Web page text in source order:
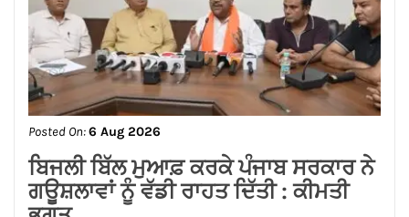
Posted On: 6 Aug 2026
लम्बा पिंड चौक से जंडू सिंघा रोड के बदहाल
हालातों को लेकर भाजपा का रोष प्रदर्शन